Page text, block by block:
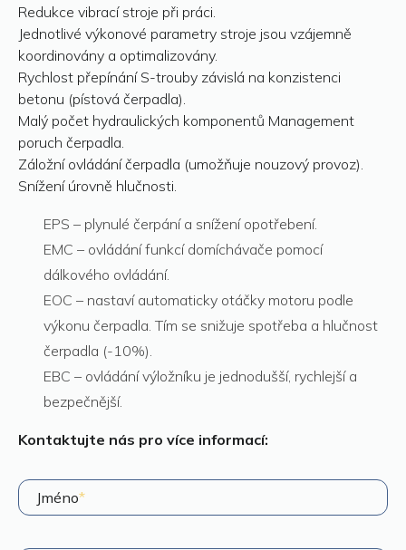
Redukce vibrací stroje při práci.
Jednotlivé výkonové parametry stroje jsou vzájemně
koordinovány a optimalizovány.
Rychlost přepínání S-trouby závislá na konzistenci
betonu (pístová čerpadla).
Malý počet hydraulických komponentů Management
poruch čerpadla.
Záložní ovládání čerpadla (umožňuje nouzový provoz).
Snížení úrovně hlučnosti.
EPS – plynulé čerpání a snížení opotřebení.
EMC – ovládání funkcí domíchávače pomocí
dálkového ovládání.
EOC – nastaví automaticky otáčky motoru podle
výkonu čerpadla. Tím se snižuje spotřeba a hlučnost
čerpadla (-10%).
EBC – ovládání výložníku je jednodušší, rychlejší a
bezpečnější.
Kontaktujte nás pro více informací:
Jméno*